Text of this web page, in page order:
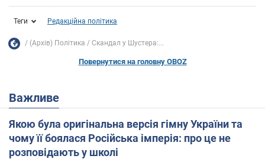
Теги Редакційна політика
(Архів) Політика Скандал у Шустера:...
Повернутися на головну OBOZ
Важливе
Якою була оригінальна версія гімну України та
чому її боялася Російська імперія: про це не
розповідають у школі